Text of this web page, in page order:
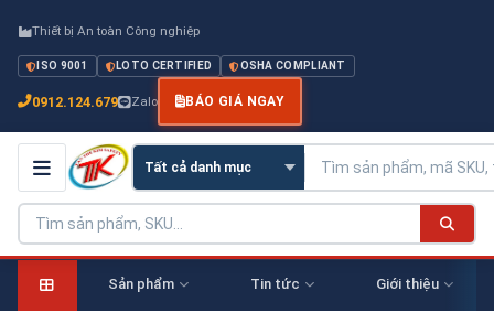
Thiết bị An toàn Công nghiệp
ISO 9001 LOTO CERTIFIED OSHA COMPLIANT
0912.124.679 Zalo BÁO GIÁ NGAY
Sản phẩm Tin tức Giới thiệu